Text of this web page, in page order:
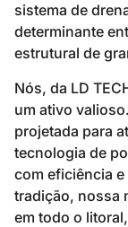
sistema de
determinante
estrutural de
Nós, da LD
um ativo
projetada para
tecnologia de
com eficiência
tradição, nossa
em todo o